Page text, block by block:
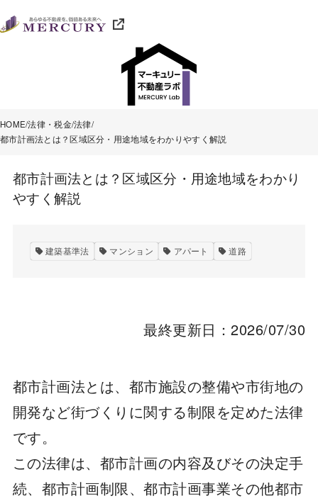
HOME 法律・税金 法律
都市計画法とは？区域区分・用途地域をわかりやすく解説
都市計画法とは？区域区分・用途地域をわかり
やすく解説
建築基準法 マンション アパート 道路
最終更新日：2026/07/30
都市計画法とは、都市施設の整備や市街地の
開発など街づくりに関する制限を定めた法律
です。
この法律は、都市計画の内容及びその決定手
続、都市計画制限、都市計画事業その他都市